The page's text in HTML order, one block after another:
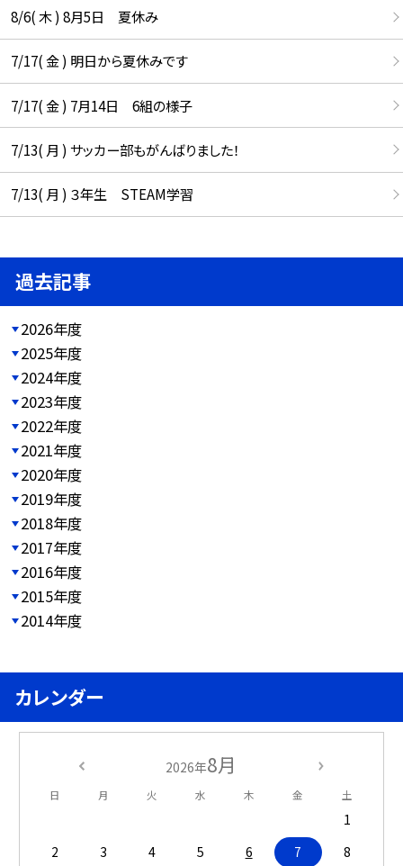
8/6( 木 ) 8月5日 夏休み
7/17( 金 ) 明日から夏休みです
7/17( 金 ) 7月14日 6組の様子
7/13( 月 ) サッカー部もがんばりました！
7/13( 月 ) ３年生 STEAM学習
過去記事
2026年度
2025年度
2024年度
2023年度
2022年度
2021年度
2020年度
2019年度
2018年度
2017年度
2016年度
2015年度
2014年度
カレンダー
2026年8月
日 月 火 水 木 金 土
1
2
3 4 5 6 7
8